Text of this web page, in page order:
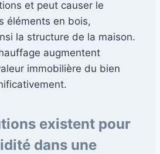
et peut causer le
éléments en bois,
la structure de la maison.
augmentent
immobilière du bien
existent pour
dans une